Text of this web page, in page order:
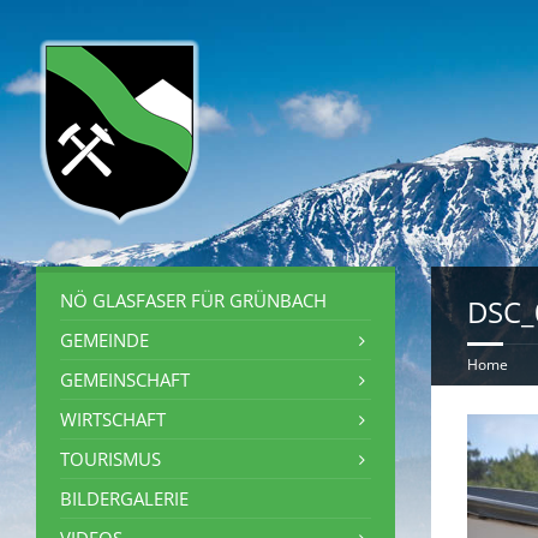
Home
NÖ GLASFASER FÜR GRÜNBACH
GEMEINDE
GEMEINSCHAFT
WIRTSCHAFT
TOURISMUS
BILDERGALERIE